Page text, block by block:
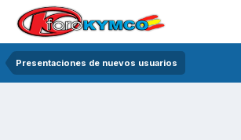
Presentaciones de nuevos usuarios